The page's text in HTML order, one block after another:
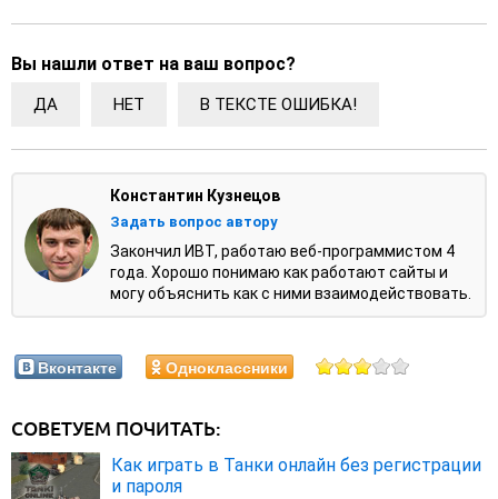
Вы нашли ответ на ваш вопрос?
ДА НЕТ В ТЕКСТЕ ОШИБКА!
Константин Кузнецов
Задать вопрос автору
Закончил ИВТ, работаю веб-программистом 4
года. Хорошо понимаю как работают сайты и
могу объяснить как с ними взаимодействовать.
Вконтакте Одноклассники
СОВЕТУЕМ ПОЧИТАТЬ:
Как играть в Танки онлайн без регистрации
и пароля